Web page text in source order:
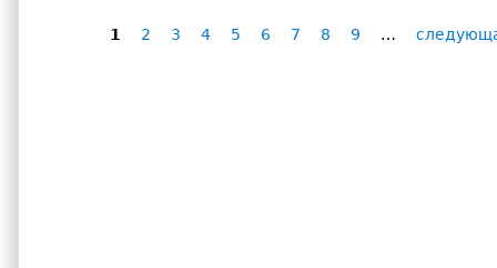
Страницы
1 2 3 4 5 6 7 8 9 …